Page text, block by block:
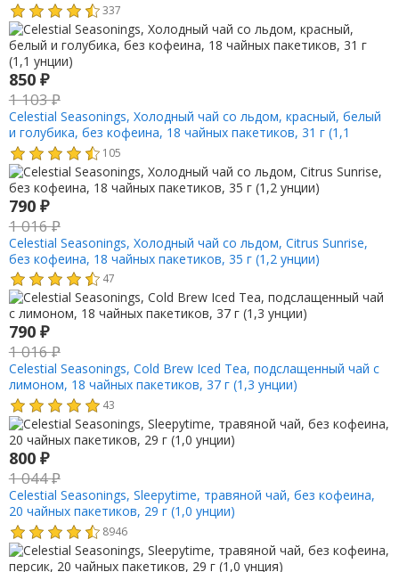
337
850 ₽
1 103₽
Celestial Seasonings, Холодный чай со льдом, красный, белый
и голубика, без кофеина, 18 чайных пакетиков, 31 г (1,1
унции)
105
790 ₽
1 016₽
Celestial Seasonings, Холодный чай со льдом, Citrus Sunrise,
без кофеина, 18 чайных пакетиков, 35 г (1,2 унции)
47
790 ₽
1 016₽
Celestial Seasonings, Cold Brew Iced Tea, подслащенный чай с
лимоном, 18 чайных пакетиков, 37 г (1,3 унции)
43
800 ₽
1 044₽
Celestial Seasonings, Sleepytime, травяной чай, без кофеина,
20 чайных пакетиков, 29 г (1,0 унции)
8946